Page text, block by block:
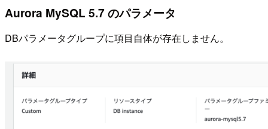
Aurora MySQL 5.7 のパラメータ
DBパラメータグループに項目自体が存在しません。